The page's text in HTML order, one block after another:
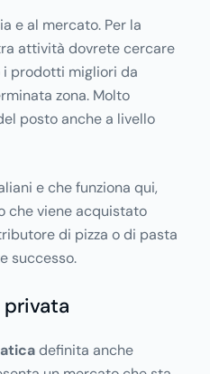
e al mercato. Per la
attività dovrete cercare
prodotti migliori da
zona. Molto
posto anche a livello
e che funziona qui,
che viene acquistato
di pizza o di pasta
successo.
privata
definita anche